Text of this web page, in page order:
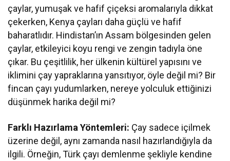
çaylar, yumuşak ve hafif çiçeksi aromalarıyla dikkat
çekerken, Kenya çayları daha güçlü ve hafif
baharatlıdır. Hindistan’ın Assam bölgesinden gelen
çaylar, etkileyici koyu rengi ve zengin tadıyla öne
çıkar. Bu çeşitlilik, her ülkenin kültürel yapısını ve
iklimini çay yapraklarına yansıtıyor, öyle değil mi? Bir
fincan çayı yudumlarken, nereye yolculuk ettiğinizi
düşünmek harika değil mi?
Farklı Hazırlama Yöntemleri: Çay sadece içilmek
üzerine değil, aynı zamanda nasıl hazırlandığıyla da
ilgili. Örneğin, Türk çayı demlenme şekliyle kendine